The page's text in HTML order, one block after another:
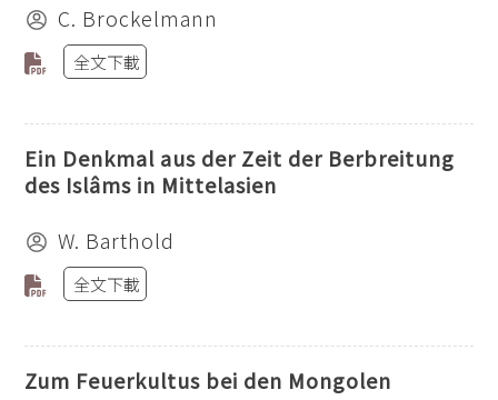
C. Brockelmann
全文下載
Ein Denkmal aus der Zeit der Berbreitung
des Islâms in Mittelasien
W. Barthold
全文下載
Zum Feuerkultus bei den Mongolen